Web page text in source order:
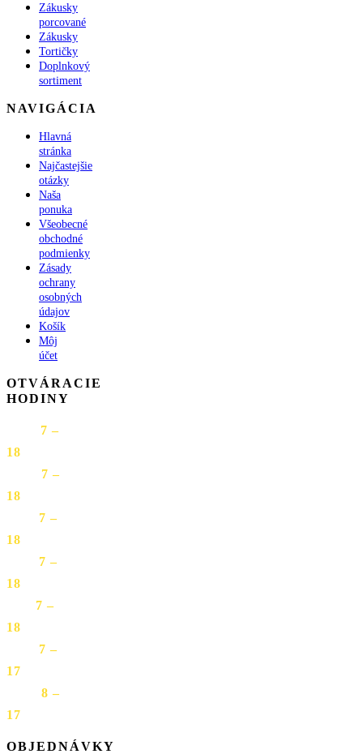
Zákusky
porcované
Zákusky
Tortičky
Doplnkový
sortiment
NAVIGÁCIA
Hlavná
stránka
Najčastejšie
otázky
Naša
ponuka
Všeobecné
obchodné
podmienky
Zásady
ochrany
osobných
údajov
Košík
Môj
účet
OTVÁRACIE
HODINY
7 –
18
7 –
18
7 –
18
7 –
18
7 –
18
7 –
17
8 –
17
OBJEDNÁVKY